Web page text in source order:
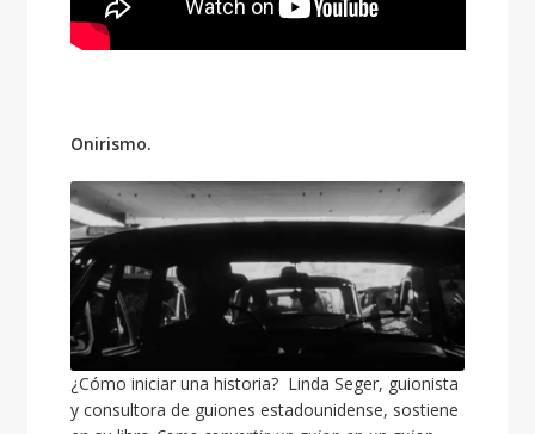
Onirismo.
¿Cómo iniciar una historia? Linda Seger, guionista
y consultora de guiones estadounidense, sostiene